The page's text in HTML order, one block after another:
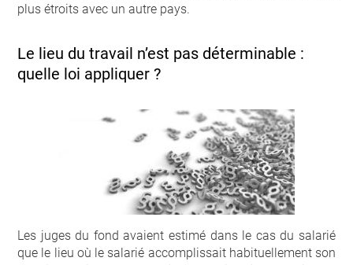
plus étroits avec un autre pays.
Le lieu du travail n’est pas déterminable :
quelle loi appliquer ?
Les juges du fond avaient estimé dans le cas du salarié
que le lieu où le salarié accomplissait habituellement son